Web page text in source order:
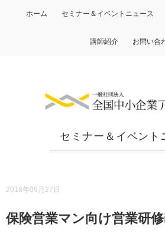
ホーム セミナー＆イベントニュース
講師紹介 お問い合
セミナー＆イベント
2018年09月27日
保険営業マン向け営業研